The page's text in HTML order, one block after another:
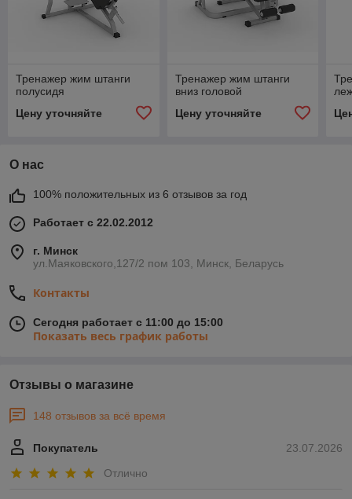
Тренажер жим штанги
полусидя
Цену уточняйте
Тренажер жим штанги
вниз головой
Цену уточняйте
О нас
100% положительных из 6 отзывов за год
Работает с 22.02.2012
г. Минск
ул.Маяковского,127/2 пом 103, Минск, Беларусь
Контакты
Сегодня работает с 11:00 до 15:00
Показать весь график работы
Отзывы о магазине
148 отзывов за всё время
23.07.2026
Покупатель
Отлично